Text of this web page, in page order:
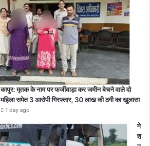
कापुर: मृतक के नाम पर फर्जीवाड़ा कर जमीन बेचने वाले दो
महिला समेत 3 आरोपी गिरफ्तार, 30 लाख की ठगी का खुलासा
1 day ago
ने
श